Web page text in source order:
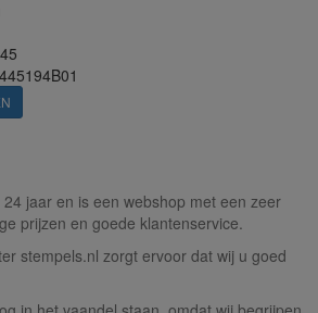
jaar en is een webshop met een zeer
prijzen en goede klantenservice.
stempels.nl zorgt ervoor dat wij u goed